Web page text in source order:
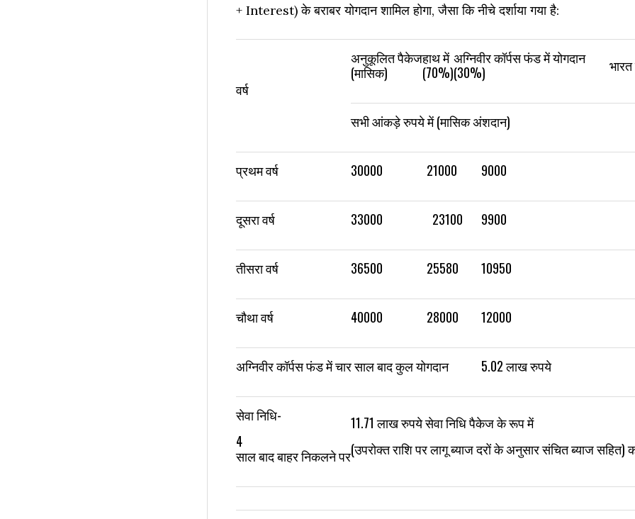
+ Interest) के बराबर योगदान शामिल होगा, जैसा कि नीचे दर्शाया गया है:
वर्ष
अनुकूलित पैकेज
(मासिक)
हाथ में
(70%)
अग्निवीर कॉर्पस फंड में योगदान
(30%)
सभी आंकड़े रुपये में (मासिक अंशदान)
प्रथम वर्ष 30000 21000 9000
दूसरा वर्ष 33000 23100 9900
तीसरा वर्ष 36500 25580 10950
चौथा वर्ष 40000 28000 12000
अग्निवीर कॉर्पस फंड में चार साल बाद कुल योगदान 5.02 लाख रुपये
सेवा निधि-
4
साल बाद बाहर निकलने पर
11.71 लाख रुपये सेवा निधि पैकेज के रूप में
(उपरोक्त राशि पर लागू ब्याज दरों के अनुसार संचित ब्याज सहित)